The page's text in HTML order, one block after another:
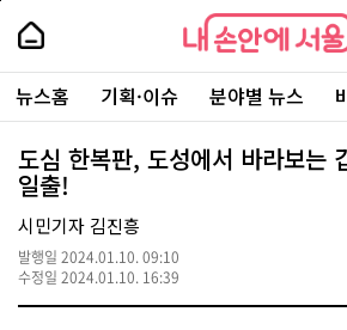
본
로
가
내
손
안
에
서
울
-
서
울
시
대
표
소
통
포
내
손
에
울
주
요
서
뉴스홈 기획·이슈 분야별 뉴스
도심 한복판, 도성에서 바라보는
일출!
시민기자 김진흥
발행일 2024.01.10. 09:10
수정일 2024.01.10. 16:39
페
상
단
로